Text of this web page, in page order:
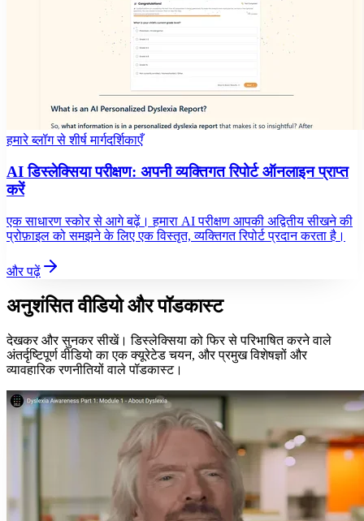
हमारे ब्लॉग से शीर्ष मार्गदर्शिकाएँ
AI डिस्लेक्सिया परीक्षण: अपनी व्यक्तिगत रिपोर्ट ऑनलाइन प्राप्त
करें
एक साधारण स्कोर से आगे बढ़ें। हमारा AI परीक्षण आपकी अद्वितीय सीखने की
प्रोफ़ाइल को समझने के लिए एक विस्तृत, व्यक्तिगत रिपोर्ट प्रदान करता है।
और पढ़ें
अनुशंसित वीडियो और पॉडकास्ट
देखकर और सुनकर सीखें। डिस्लेक्सिया को फिर से परिभाषित करने वाले
अंतर्दृष्टिपूर्ण वीडियो का एक क्यूरेटेड चयन, और प्रमुख विशेषज्ञों और
व्यावहारिक रणनीतियों वाले पॉडकास्ट।